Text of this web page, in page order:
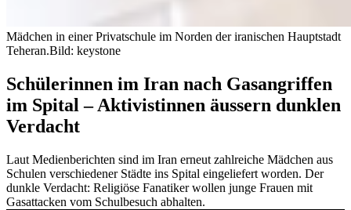
Mädchen in einer Privatschule im Norden der iranischen Hauptstadt
Teheran.Bild: keystone
Schülerinnen im Iran nach Gasangriffen
im Spital – Aktivistinnen äussern dunklen
Verdacht
Laut Medienberichten sind im Iran erneut zahlreiche Mädchen aus
Schulen verschiedener Städte ins Spital eingeliefert worden. Der
dunkle Verdacht: Religiöse Fanatiker wollen junge Frauen mit
Gasattacken vom Schulbesuch abhalten.